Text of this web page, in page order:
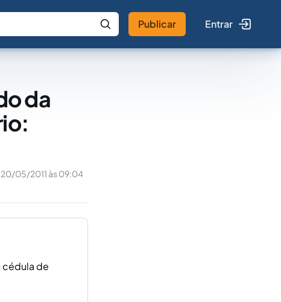
a IA Buscar no Jus
Publicar Entrar
da
20/05/2011 às 09:04
cédula de